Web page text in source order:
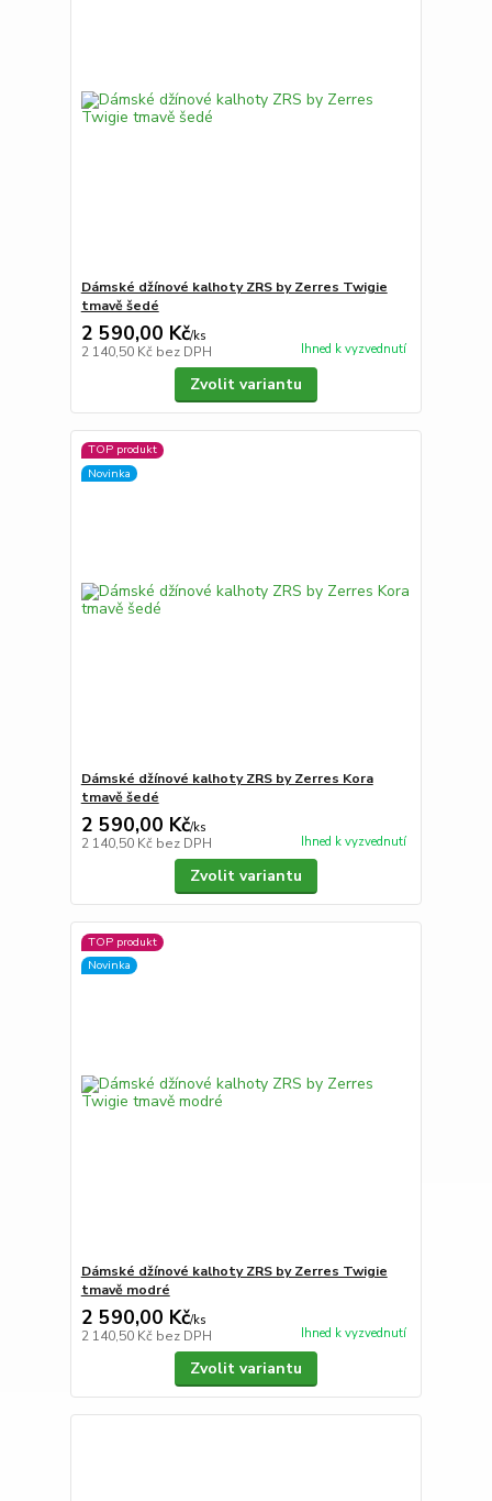
Dámské džínové kalhoty ZRS by Zerres Twigie
tmavě šedé
2 590,00 Kč/ks
2 140,50 Kč bez DPH Ihned k vyzvednutí
Zvolit variantu
TOP produkt
Novinka
Dámské džínové kalhoty ZRS by Zerres Kora
tmavě šedé
2 590,00 Kč/ks
2 140,50 Kč bez DPH Ihned k vyzvednutí
Zvolit variantu
TOP produkt
Novinka
Dámské džínové kalhoty ZRS by Zerres Twigie
tmavě modré
2 590,00 Kč/ks
2 140,50 Kč bez DPH Ihned k vyzvednutí
Zvolit variantu